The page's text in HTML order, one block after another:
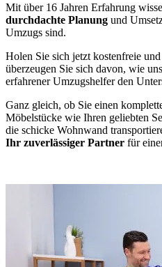
Mit über 16 Jahren Erfahrung
durchdachte Planung und
Umzugs sind.
Holen Sie sich jetzt kostenfreie und
überzeugen Sie sich davon, wie
erfahrener Umzugshelfer den
Ganz gleich, ob Sie einen
Möbelstücke wie Ihren geliebten
die schicke Wohnwand
Ihr zuverlässiger Partner für